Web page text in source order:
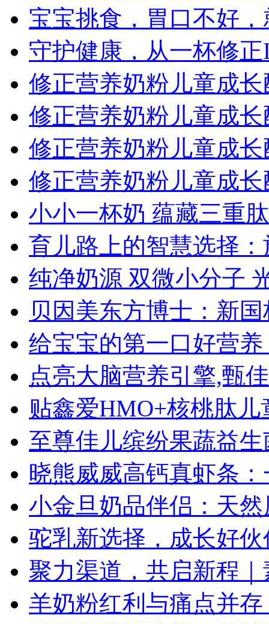
宝宝挑食，胃口不好
守护健康，从一杯修
修正营养奶粉儿童成
修正营养奶粉儿童成
修正营养奶粉儿童成
修正营养奶粉儿童成
小小一杯奶 蕴藏三重
育儿路上的智慧选择
纯净奶源 双微小分子
贝因美东方博士：新
给宝宝的第一口好营
点亮大脑营养引擎,甄
贴鑫爱HMO+核桃肽
至尊佳儿缤纷果蔬益
晓熊威威高钙真虾条
小金旦奶品伴侣：天
驼乳新选择，成长好
聚力渠道，共启新程
羊奶粉红利与痛点并